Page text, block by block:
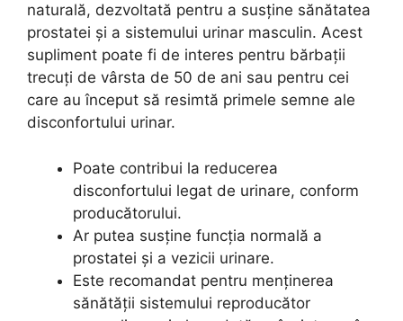
naturală, dezvoltată pentru a susține sănătatea
prostatei și a sistemului urinar masculin. Acest
supliment poate fi de interes pentru bărbații
trecuți de vârsta de 50 de ani sau pentru cei
care au început să resimtă primele semne ale
disconfortului urinar.
Poate contribui la reducerea
disconfortului legat de urinare, conform
producătorului.
Ar putea susține funcția normală a
prostatei și a vezicii urinare.
Este recomandat pentru menținerea
sănătății sistemului reproducător